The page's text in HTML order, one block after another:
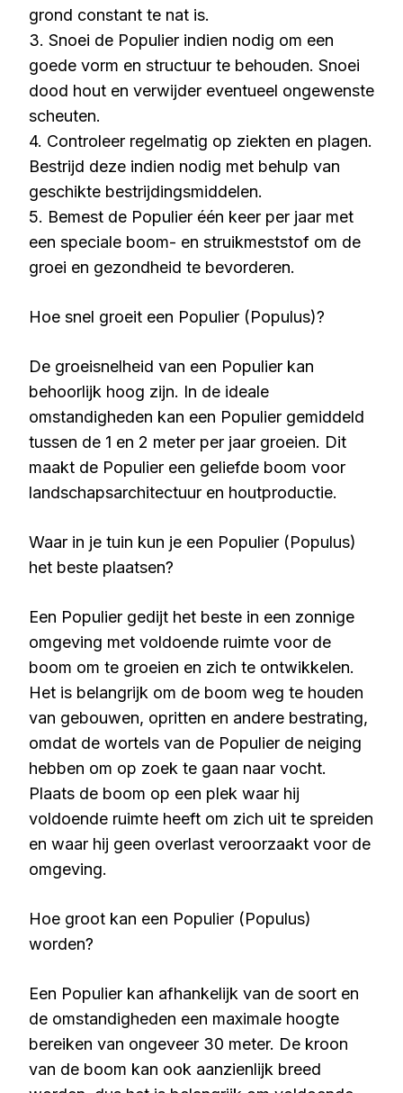
grond constant te nat is.
3. Snoei de Populier indien nodig om een
goede vorm en structuur te behouden. Snoei
dood hout en verwijder eventueel ongewenste
scheuten.
4. Controleer regelmatig op ziekten en plagen.
Bestrijd deze indien nodig met behulp van
geschikte bestrijdingsmiddelen.
5. Bemest de Populier één keer per jaar met
een speciale boom- en struikmeststof om de
groei en gezondheid te bevorderen.
Hoe snel groeit een Populier (Populus)?
De groeisnelheid van een Populier kan
behoorlijk hoog zijn. In de ideale
omstandigheden kan een Populier gemiddeld
tussen de 1 en 2 meter per jaar groeien. Dit
maakt de Populier een geliefde boom voor
landschapsarchitectuur en houtproductie.
Waar in je tuin kun je een Populier (Populus)
het beste plaatsen?
Een Populier gedijt het beste in een zonnige
omgeving met voldoende ruimte voor de
boom om te groeien en zich te ontwikkelen.
Het is belangrijk om de boom weg te houden
van gebouwen, opritten en andere bestrating,
omdat de wortels van de Populier de neiging
hebben om op zoek te gaan naar vocht.
Plaats de boom op een plek waar hij
voldoende ruimte heeft om zich uit te spreiden
en waar hij geen overlast veroorzaakt voor de
omgeving.
Hoe groot kan een Populier (Populus)
worden?
Een Populier kan afhankelijk van de soort en
de omstandigheden een maximale hoogte
bereiken van ongeveer 30 meter. De kroon
van de boom kan ook aanzienlijk breed